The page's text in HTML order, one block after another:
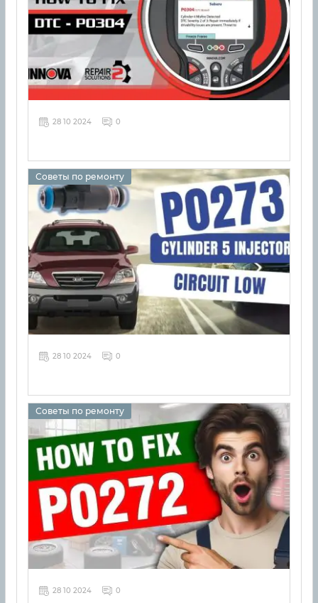
28 10 2024 0
Советы по ремонту
28 10 2024 0
Советы по ремонту
28 10 2024 0